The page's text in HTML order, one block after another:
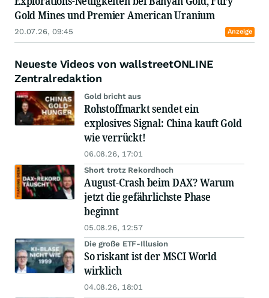
Gold Mines und Premier American Uranium
20.07.26, 09:45 Anzeige
Neueste Videos von wallstreetONLINE
Zentralredaktion
Gold bricht aus
Rohstoffmarkt sendet ein
explosives Signal: China kauft Gold
wie verrückt!
06.08.26, 17:01
Short trotz Rekordhoch
August-Crash beim DAX? Warum
jetzt die gefährlichste Phase
beginnt
05.08.26, 12:57
Die große ETF-Illusion
So riskant ist der MSCI World
wirklich
04.08.26, 18:01